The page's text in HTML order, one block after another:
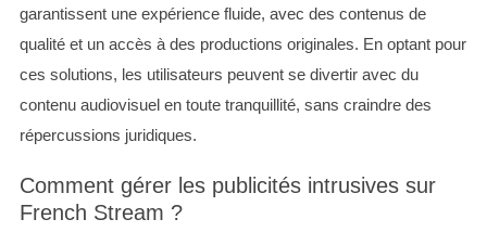
garantissent une expérience fluide, avec des contenus de
qualité et un accès à des productions originales. En optant pour
ces solutions, les utilisateurs peuvent se divertir avec du
contenu audiovisuel en toute tranquillité, sans craindre des
répercussions juridiques.
Comment gérer les publicités intrusives sur
French Stream ?